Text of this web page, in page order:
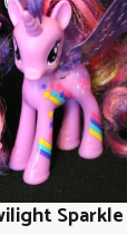
Sparkle